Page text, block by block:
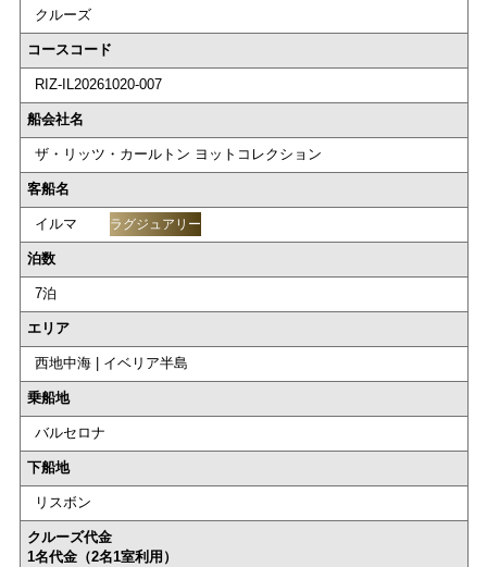
クルーズ
コースコード
RIZ-IL20261020-007
船会社名
ザ・リッツ・カールトン ヨットコレクション
客船名
イルマ ラグジュアリー
泊数
7泊
エリア
西地中海 | イベリア半島
乗船地
バルセロナ
下船地
リスボン
クルーズ代金
1名代金（2名1室利用）